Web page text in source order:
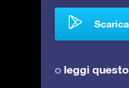
o leggi